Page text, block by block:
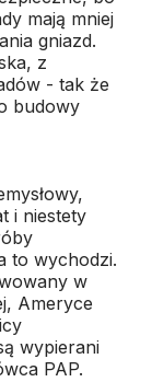
mają mniej
gniazd.
z
- tak że
budowy
i niestety
to wychodzi.
w
Ameryce
wypierani
PAP.